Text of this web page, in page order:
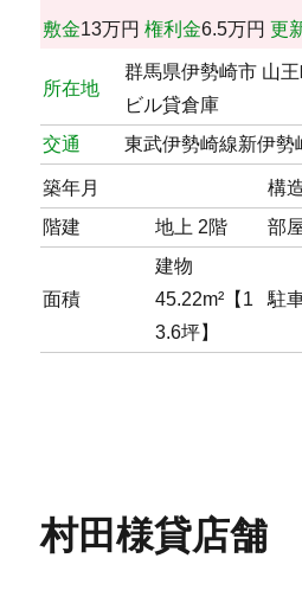
敷金13万円 権利金6.5万円 更
所在地
群馬県伊勢崎市 山
ビル貸倉庫
交通
東武伊勢崎線新伊勢
築年月 構
階建
地上 2階 部
面積
建物
45.22m²【1
3.6坪】
駐
村田様貸店舗